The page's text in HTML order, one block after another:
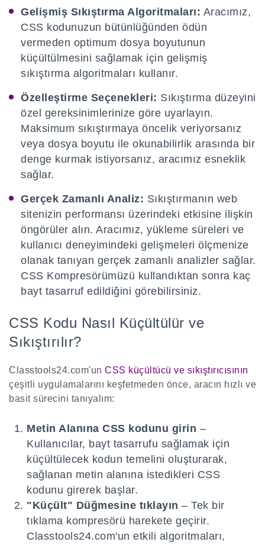
Gelişmiş Sıkıştırma Algoritmaları: Aracımız,
CSS kodunuzun bütünlüğünden ödün
vermeden optimum dosya boyutunun
küçültülmesini sağlamak için gelişmiş
sıkıştırma algoritmaları kullanır.
Özelleştirme Seçenekleri: Sıkıştırma düzeyini
özel gereksinimlerinize göre uyarlayın.
Maksimum sıkıştırmaya öncelik veriyorsanız
veya dosya boyutu ile okunabilirlik arasında bir
denge kurmak istiyorsanız, aracımız esneklik
sağlar.
Gerçek Zamanlı Analiz: Sıkıştırmanın web
sitenizin performansı üzerindeki etkisine ilişkin
öngörüler alın. Aracımız, yükleme süreleri ve
kullanıcı deneyimindeki gelişmeleri ölçmenize
olanak tanıyan gerçek zamanlı analizler sağlar.
CSS Kompresörümüzü kullandıktan sonra kaç
bayt tasarruf edildiğini görebilirsiniz.
CSS Kodu Nasıl Küçültülür ve
Sıkıştırılır?
Classtools24.com'un CSS küçültücü ve sıkıştırıcısının
çeşitli uygulamalarını keşfetmeden önce, aracın hızlı ve
basit sürecini tanıyalım:
Metin Alanına CSS kodunu girin –
Kullanıcılar, bayt tasarrufu sağlamak için
küçültülecek kodun temelini oluşturarak,
sağlanan metin alanına istedikleri CSS
kodunu girerek başlar.
"Küçült" Düğmesine tıklayın – Tek bir
tıklama kompresörü harekete geçirir.
Classtools24.com'un etkili algoritmaları,